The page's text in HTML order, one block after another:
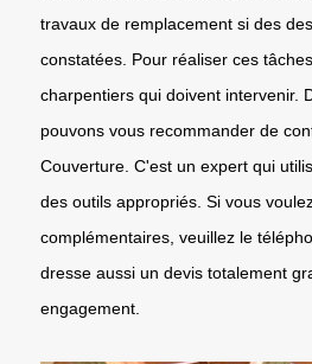
travaux de remplacement si des
constatées. Pour réaliser ces
charpentiers qui doivent intervenir.
pouvons vous recommander de
Couverture. C'est un expert qui
des outils appropriés. Si vous
complémentaires, veuillez le
dresse aussi un devis totalement
engagement.